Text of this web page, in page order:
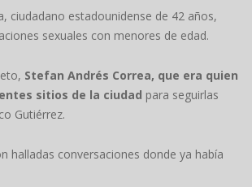
ciudadano estadounidense de 42 años,
sexuales con menores de edad.
Stefan Andrés Correa, que era quien
sitios de la ciudad para seguirlas
Gutiérrez.
halladas conversaciones donde ya había